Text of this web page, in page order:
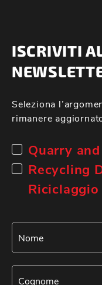
ISCRIVITI
Seleziona
rimanere
Quarry
Recycling
Riciclaggio